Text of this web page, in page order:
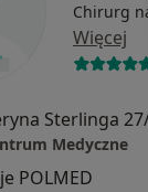
Chirurg
Więcej
Medyczne
POLMED